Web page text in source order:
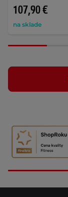
107,90 €
na sklade